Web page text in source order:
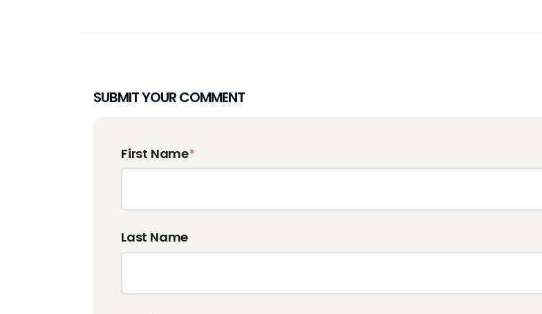
SUBMIT YOUR COMMENT
First Name*
Last Name